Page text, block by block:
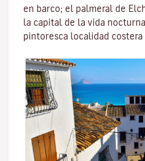
en barco; el palmeral de
la capital de la vida
pintoresca localidad costera